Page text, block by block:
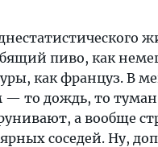
пиво, как
как француз. В
то дождь, то
а вообще
соседей. Ну,